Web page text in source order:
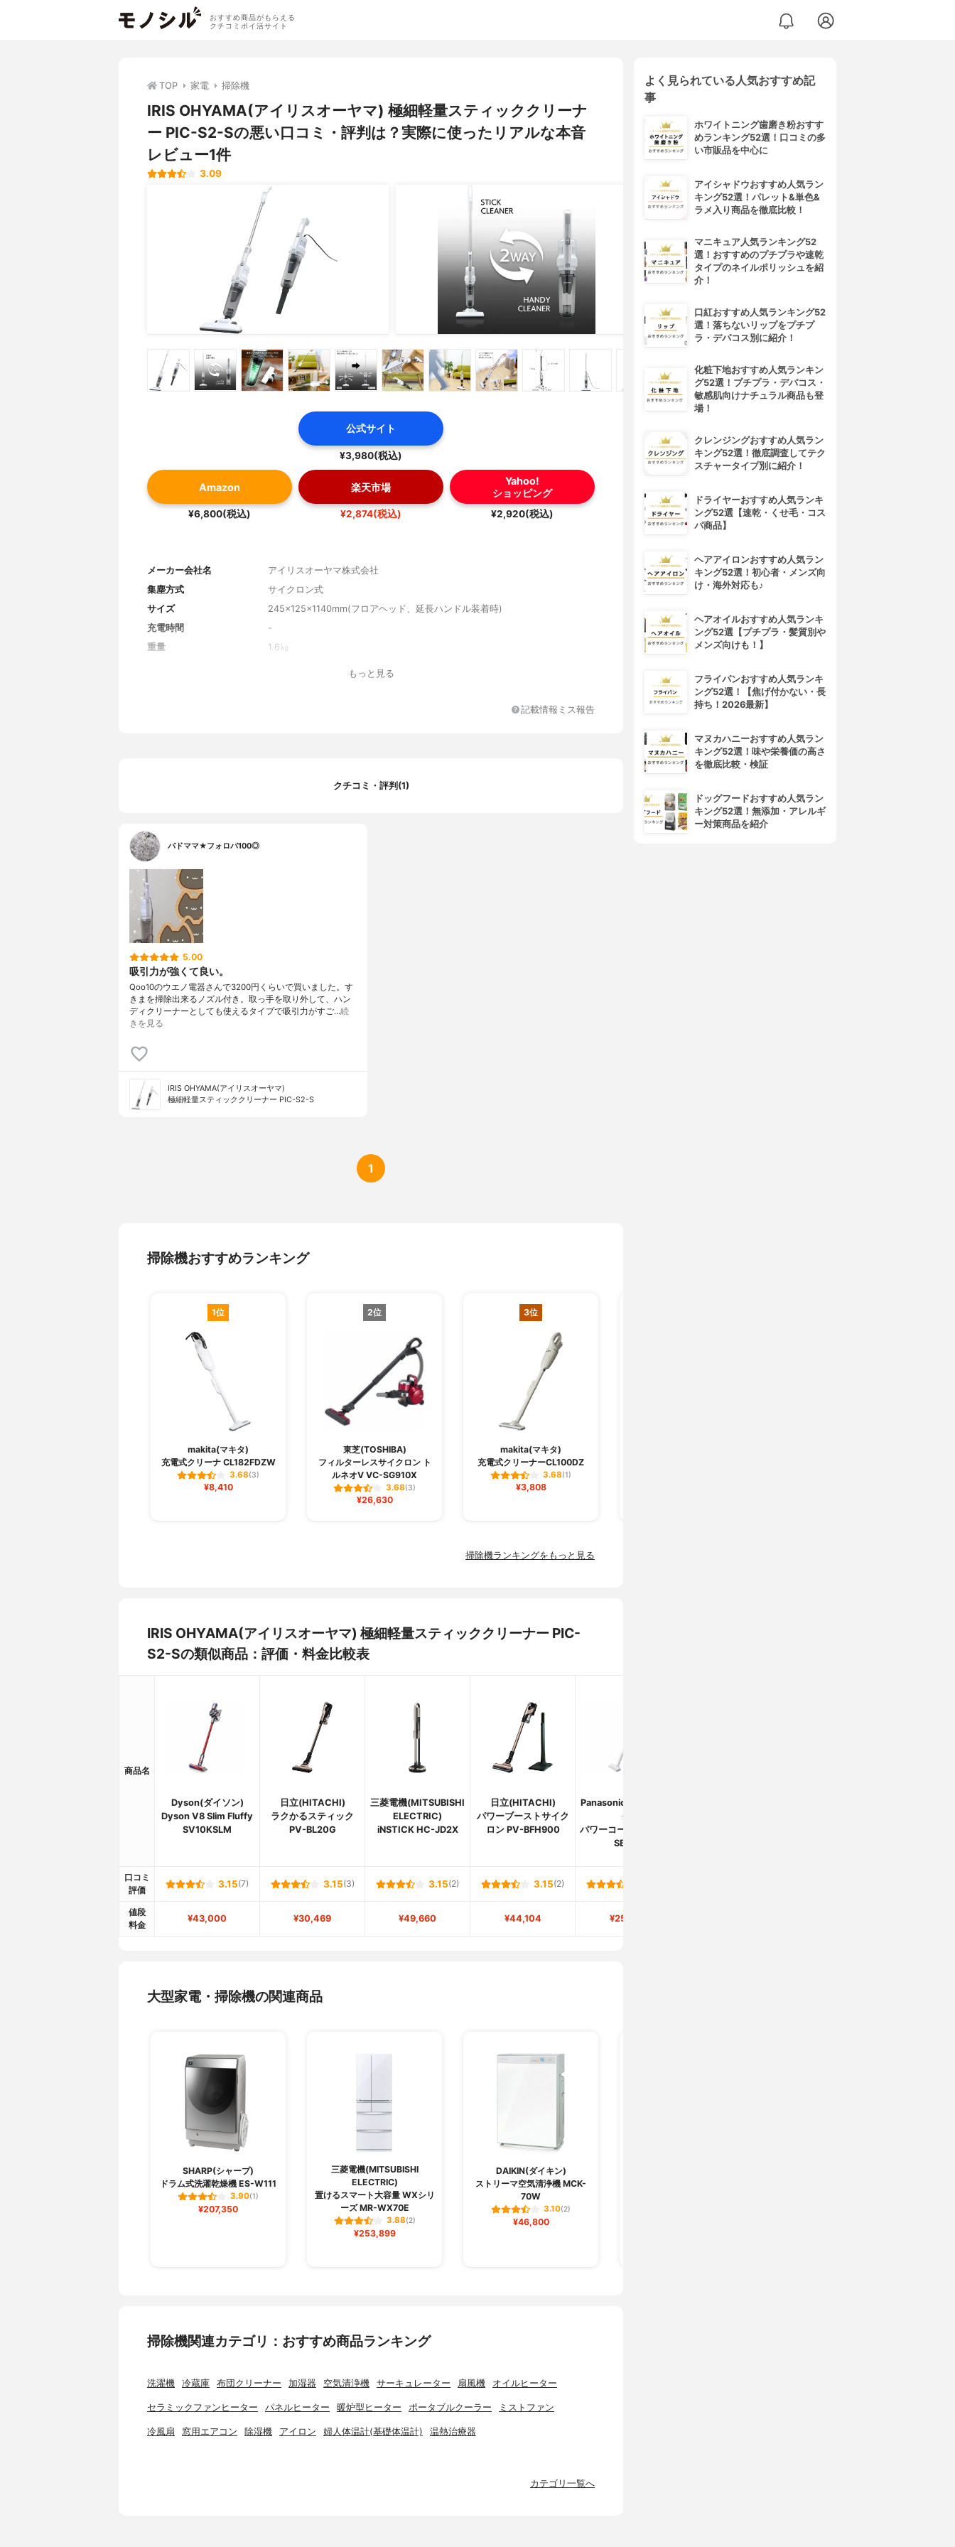
おすすめ商品がもらえる
クチコミポイ活サイト
TOP 家電 掃除機
IRIS OHYAMA(アイリスオーヤマ) 極細軽量スティッククリーナ
ー PIC-S2-Sの悪い口コミ・評判は？実際に使ったリアルな本音
レビュー1件
3.09
公式サイト
¥3,980(税込)
Amazon
¥6,800(税込)
楽天市場
¥2,874(税込)
Yahoo!
ショッピング
¥2,920(税込)
メーカー会社名
アイリスオーヤマ株式会社
集塵方式
サイクロン式
サイズ
245×125×1140mm(フロアヘッド、延長ハンドル装着時)
充電時間
-
重量
1.6㎏
フィルター丸洗い
騒音値
カラー展開
一人暮らし向け
自立収納
付属品
もっと見る
記載情報ミス報告
クチコミ・評判(1)
バドママ★フォロバ100◎
5.00
吸引力が強くて良い。
Qoo10のウエノ電器さんで3200円くらいで買いました。す
きまを掃除出来るノズル付き。取っ手を取り外して、ハン
ディクリーナーとしても使えるタイプで吸引力がすご…続
きを見る
IRIS OHYAMA(アイリスオーヤマ)
極細軽量スティッククリーナー PIC-S2-S
1
掃除機おすすめランキング
1位
makita(マキタ)
充電式クリーナ CL182FDZW
3.68(3)
¥8,410
2位
東芝(TOSHIBA)
フィルターレスサイクロン ト
ルネオV VC-SG910X
3.68(3)
¥26,630
3位
makita(マキタ)
充電式クリーナーCL100DZ
3.68(1)
¥3,808
掃除機ランキングをもっと見る
IRIS OHYAMA(アイリスオーヤマ) 極細軽量スティッククリーナー PIC-
S2-Sの類似商品：評価・料金比較表
商品名
Dyson(ダイソン)
Dyson V8 Slim Fluffy
SV10KSLM
日立(HITACHI)
ラクかるスティック
PV-BL20G
三菱電機(MITSUBISHI
ELECTRIC)
iNSTICK HC-JD2X
日立(HITACHI)
パワーブーストサイク
ロン PV-BFH900
Panasonic(パナソニッ
ク)
パワーコードレス MC-
SB30J
口コミ
評価
3.15(7) 3.15(3) 3.15(2) 3.15(2)
値段
料金
¥43,000 ¥30,469 ¥49,660 ¥44,104 ¥25,570
大型家電・掃除機の関連商品
SHARP(シャープ)
ドラム式洗濯乾燥機 ES-W111
3.90(1)
¥207,350
三菱電機(MITSUBISHI
ELECTRIC)
置けるスマート大容量 WXシリ
ーズ MR-WX70E
3.88(2)
¥253,899
DAIKIN(ダイキン)
ストリーマ空気清浄機 MCK-
70W
3.10(2)
¥46,800
掃除機関連カテゴリ：おすすめ商品ランキング
洗濯機 冷蔵庫 布団クリーナー 加湿器 空気清浄機 サーキュレーター 扇風機 オイルヒーター
セラミックファンヒーター パネルヒーター 暖炉型ヒーター ポータブルクーラー ミストファン
冷風扇 窓用エアコン 除湿機 アイロン 婦人体温計(基礎体温計) 温熱治療器
カテゴリ一覧へ
よく見られている人気おすすめ記
事
ホワイトニング歯磨き粉おすす
めランキング52選！口コミの多
い市販品を中心に
アイシャドウおすすめ人気ラン
キング52選！パレット&単色&
ラメ入り商品を徹底比較！
マニキュア人気ランキング52
選！おすすめのプチプラや速乾
タイプのネイルポリッシュを紹
介！
口紅おすすめ人気ランキング52
選！落ちないリップをプチプ
ラ・デパコス別に紹介！
化粧下地おすすめ人気ランキン
グ52選！プチプラ・デパコス・
敏感肌向けナチュラル商品も登
場！
クレンジングおすすめ人気ラン
キング52選！徹底調査してテク
スチャータイプ別に紹介！
ドライヤーおすすめ人気ランキ
ング52選【速乾・くせ毛・コス
パ商品】
ヘアアイロンおすすめ人気ラン
キング52選！初心者・メンズ向
け・海外対応も♪
ヘアオイルおすすめ人気ランキ
ング52選【プチプラ・髪質別や
メンズ向けも！】
フライパンおすすめ人気ランキ
ング52選！【焦げ付かない・長
持ち！2026最新】
マヌカハニーおすすめ人気ラン
キング52選！味や栄養価の高さ
を徹底比較・検証
ドッグフードおすすめ人気ラン
キング52選！無添加・アレルギ
ー対策商品を紹介